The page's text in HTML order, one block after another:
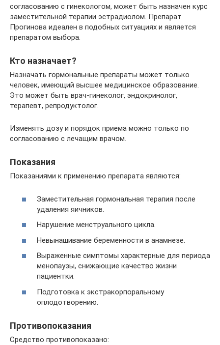
согласованию с гинекологом, может быть назначен курс
заместительной терапии эстрадиолом. Препарат
Прогинова идеален в подобных ситуациях и является
препаратом выбора.
Кто назначает?
Назначать гормональные препараты может только
человек, имеющий высшее медицинское образование.
Это может быть врач-гинеколог, эндокринолог,
терапевт, репродуктолог.
Изменять дозу и порядок приема можно только по
согласованию с лечащим врачом.
Показания
Показаниями к применению препарата являются:
Заместительная гормональная терапия после
удаления яичников.
Нарушение менструального цикла.
Невынашивание беременности в анамнезе.
Выраженные симптомы характерные для периода
менопаузы, снижающие качество жизни
пациентки.
Подготовка к экстракорпоральному
оплодотворению.
Противопоказания
Средство противопоказано: